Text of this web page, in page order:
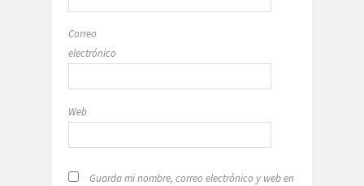
Correo
electrónico
Web
Guarda mi nombre, correo electrónico y web en